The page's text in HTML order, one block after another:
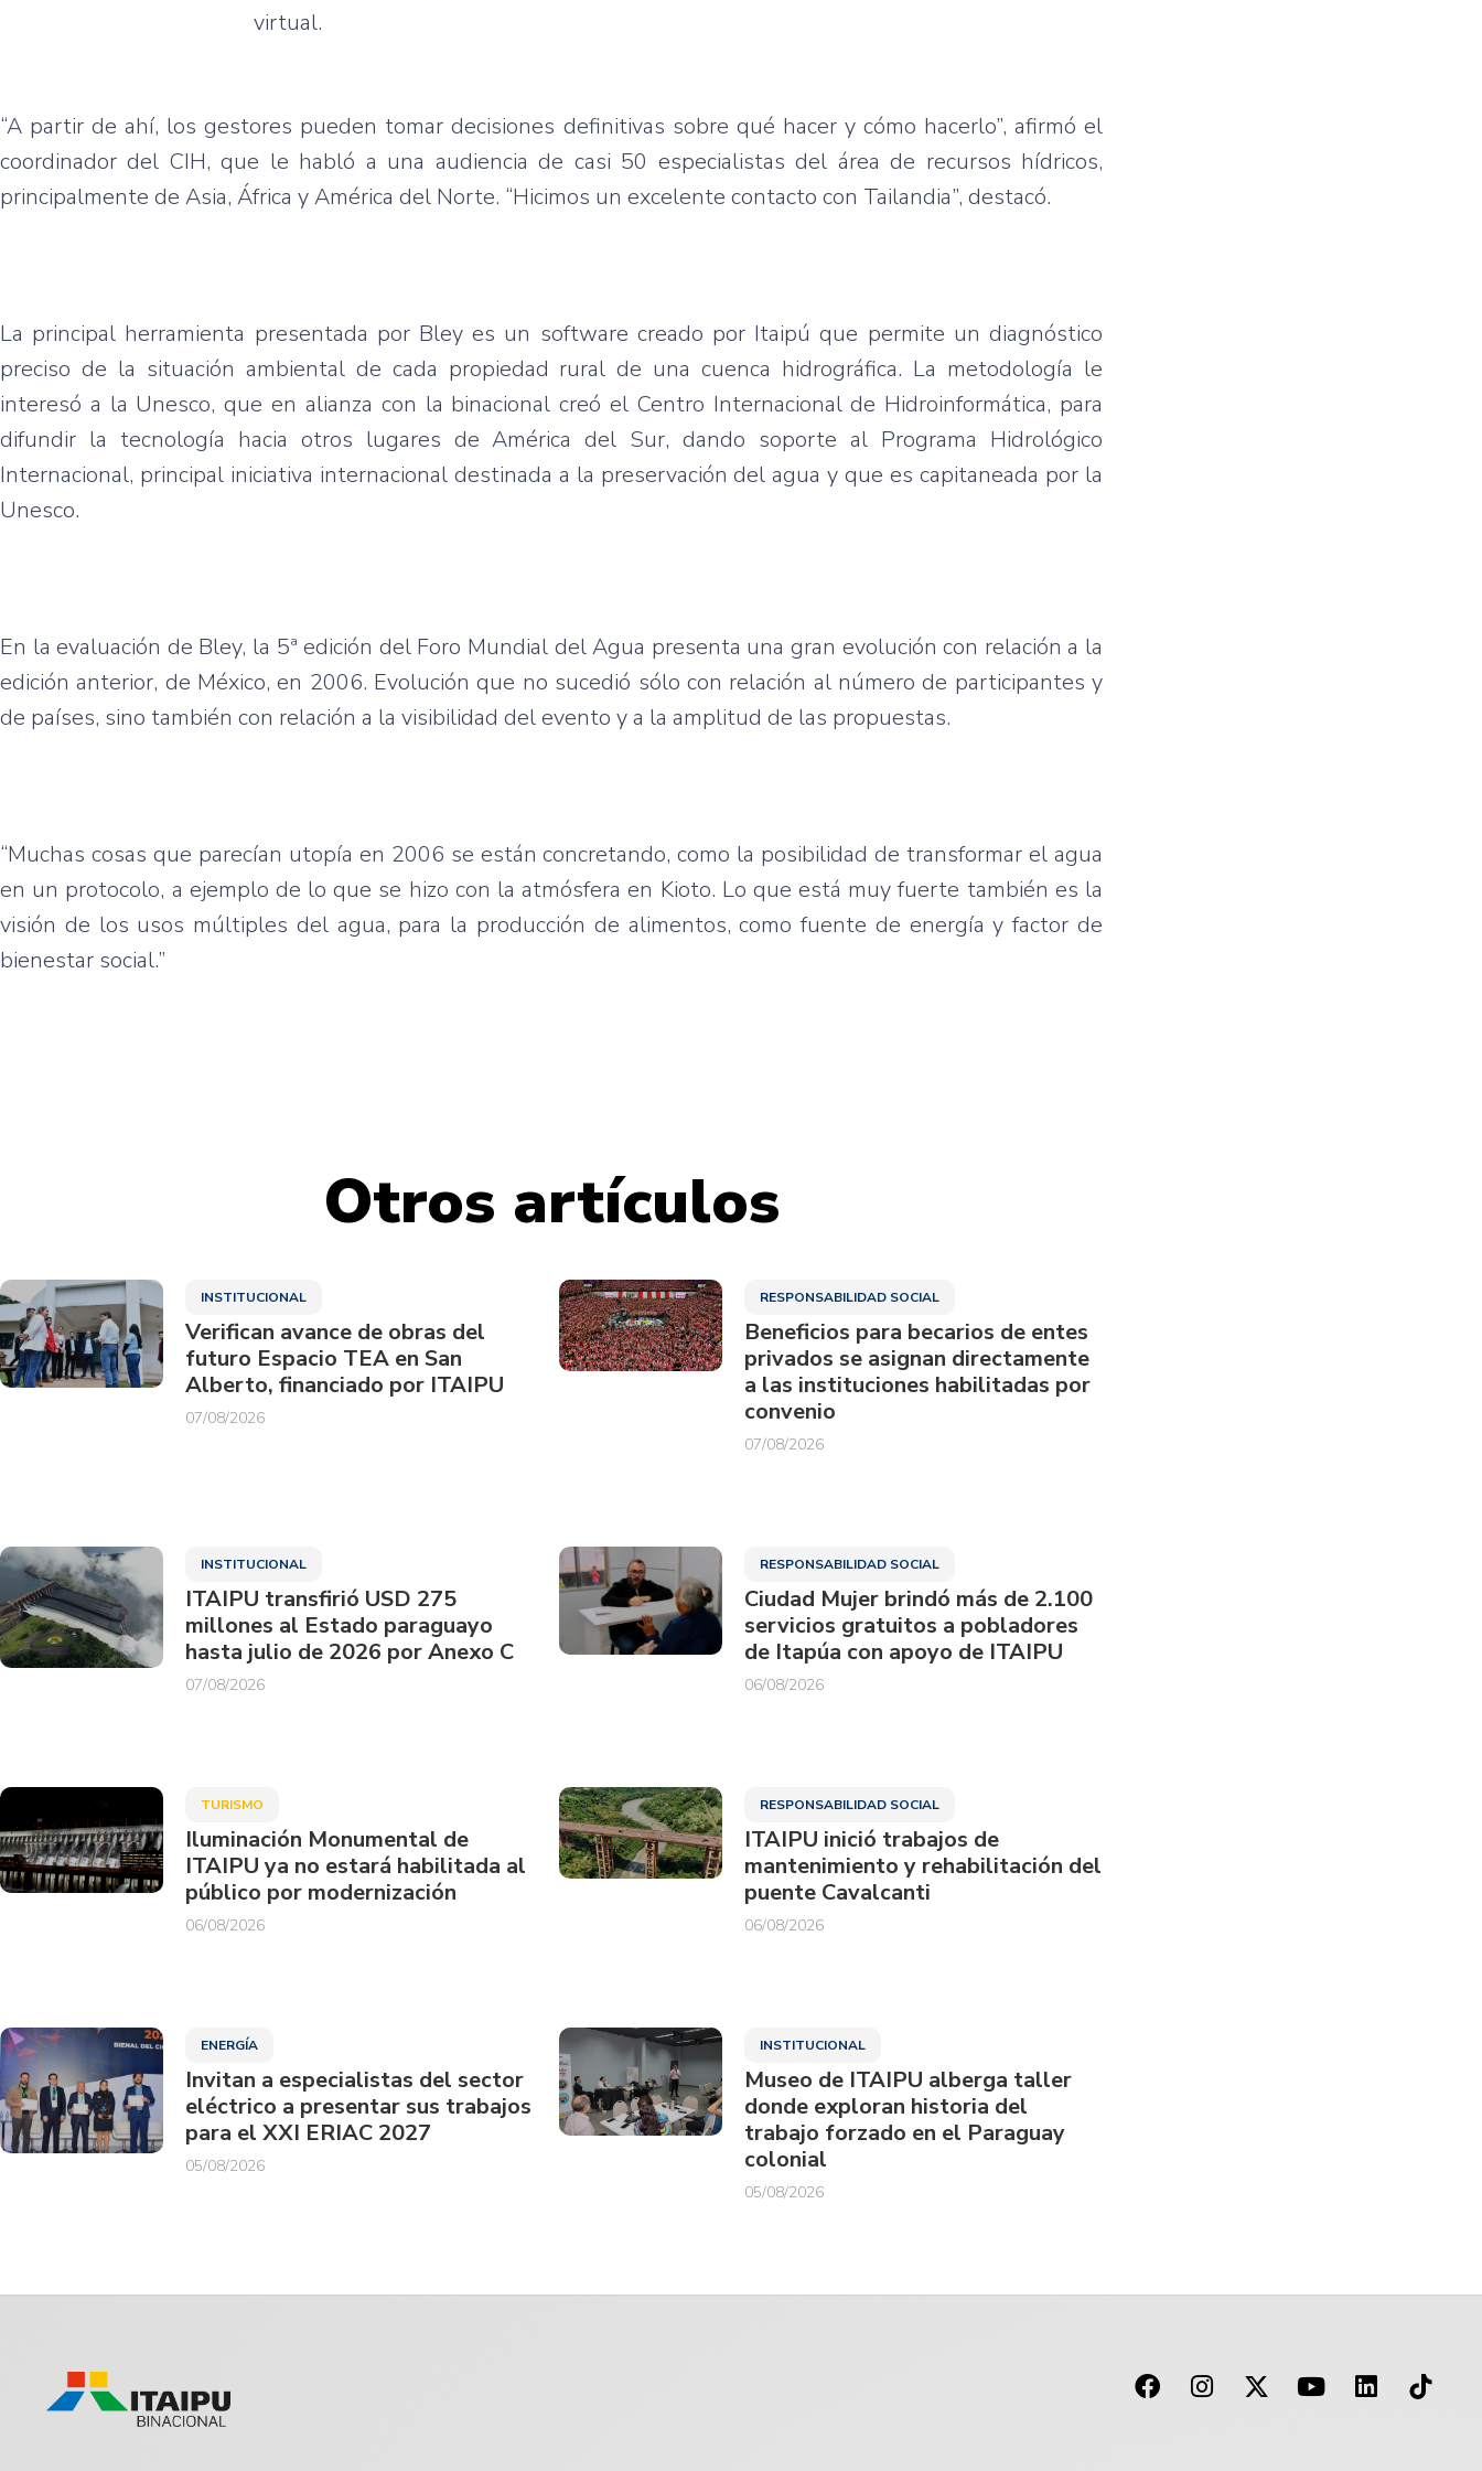
virtual.
“A partir de ahí, los gestores pueden tomar decisiones definitivas sobre qué hacer y cómo hacerlo”, afirmó el
coordinador del CIH, que le habló a una audiencia de casi 50 especialistas del área de recursos hídricos,
principalmente de Asia, África y América del Norte. “Hicimos un excelente contacto con Tailandia”, destacó.
La principal herramienta presentada por Bley es un software creado por Itaipú que permite un diagnóstico
preciso de la situación ambiental de cada propiedad rural de una cuenca hidrográfica. La metodología le
interesó a la Unesco, que en alianza con la binacional creó el Centro Internacional de Hidroinformática, para
difundir la tecnología hacia otros lugares de América del Sur, dando soporte al Programa Hidrológico
Internacional, principal iniciativa internacional destinada a la preservación del agua y que es capitaneada por la
Unesco.
En la evaluación de Bley, la 5ª edición del Foro Mundial del Agua presenta una gran evolución con relación a la
edición anterior, de México, en 2006. Evolución que no sucedió sólo con relación al número de participantes y
de países, sino también con relación a la visibilidad del evento y a la amplitud de las propuestas.
“Muchas cosas que parecían utopía en 2006 se están concretando, como la posibilidad de transformar el agua
en un protocolo, a ejemplo de lo que se hizo con la atmósfera en Kioto. Lo que está muy fuerte también es la
visión de los usos múltiples del agua, para la producción de alimentos, como fuente de energía y factor de
bienestar social.”
Otros artículos
INSTITUCIONAL
Verifican avance de obras del
futuro Espacio TEA en San
Alberto, financiado por ITAIPU
07/08/2026
RESPONSABILIDAD SOCIAL
Beneficios para becarios de entes
privados se asignan directamente
a las instituciones habilitadas por
convenio
07/08/2026
INSTITUCIONAL
ITAIPU transfirió USD 275
millones al Estado paraguayo
hasta julio de 2026 por Anexo C
07/08/2026
RESPONSABILIDAD SOCIAL
Ciudad Mujer brindó más de 2.100
servicios gratuitos a pobladores
de Itapúa con apoyo de ITAIPU
06/08/2026
TURISMO
Iluminación Monumental de
ITAIPU ya no estará habilitada al
público por modernización
06/08/2026
RESPONSABILIDAD SOCIAL
ITAIPU inició trabajos de
mantenimiento y rehabilitación del
puente Cavalcanti
06/08/2026
ENERGÍA
Invitan a especialistas del sector
eléctrico a presentar sus trabajos
para el XXI ERIAC 2027
05/08/2026
INSTITUCIONAL
Museo de ITAIPU alberga taller
donde exploran historia del
trabajo forzado en el Paraguay
colonial
05/08/2026